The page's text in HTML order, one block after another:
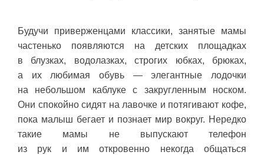
Будучи приверженцами классики, занятые мамы
частенько появляются на детских площадках
в блузках, водолазках, строгих юбках, брюках,
а их любимая обувь — элегантные лодочки
на небольшом каблуке с закругленным носком.
Они спокойно сидят на лавочке и потягивают кофе,
пока малыш бегает и познает мир вокруг. Нередко
такие мамы не выпускают телефон
из рук и им откровенно некогда общаться